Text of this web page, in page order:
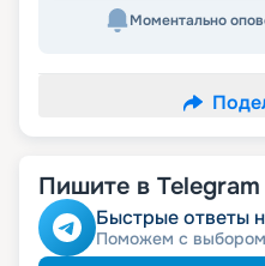
Моментально
Пишите в Telegram
Быстрые ответы
Поможем с